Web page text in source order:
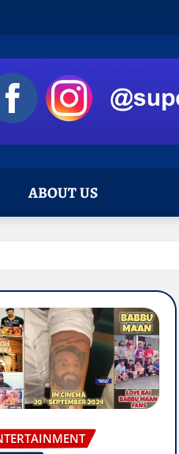
ABOUT US